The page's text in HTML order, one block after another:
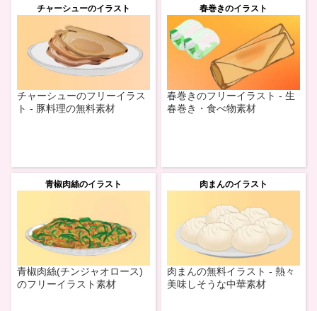
チャーシューのイラスト
チャーシューのフリーイラス
ト - 豚料理の無料素材
春巻きのイラスト
春巻きのフリーイラスト - 生
春巻き・食べ物素材
青椒肉絲のイラスト
青椒肉絲(チンジャオロース)
のフリーイラスト素材
肉まんのイラスト
肉まんの無料イラスト - 熱々
美味しそうな中華素材